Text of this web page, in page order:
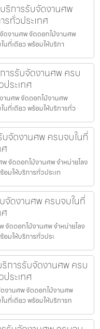
ริการรับจัดงานศพ
รทั่วประเทศ
ดงานศพ จัดดอกไม้งานศพ
นที่เดียว พร้อมให้บริกา
ารรับจัดงานศพ ครบ
ระเทศ
านศพ จัดดอกไม้งานศพ
นที่เดียว พร้อมให้บริการทั่ว
จัดงานศพ ครบจบในที่
จัดดอกไม้งานศพ จำหน่ายโลง
มให้บริการทั่วประเท
จัดงานศพ ครบจบในที่
ดดอกไม้งานศพ จำหน่ายโลง
อมให้บริการทั่วประ
การรับจัดงานศพ ครบ
ระเทศ
งานศพ จัดดอกไม้งานศพ
นที่เดียว พร้อมให้บริการท